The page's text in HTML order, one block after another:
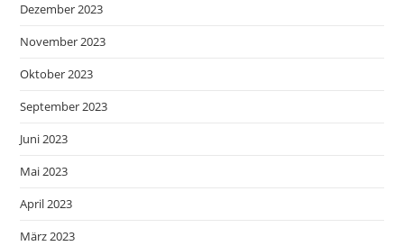
Dezember 2023
November 2023
Oktober 2023
September 2023
Juni 2023
Mai 2023
April 2023
März 2023